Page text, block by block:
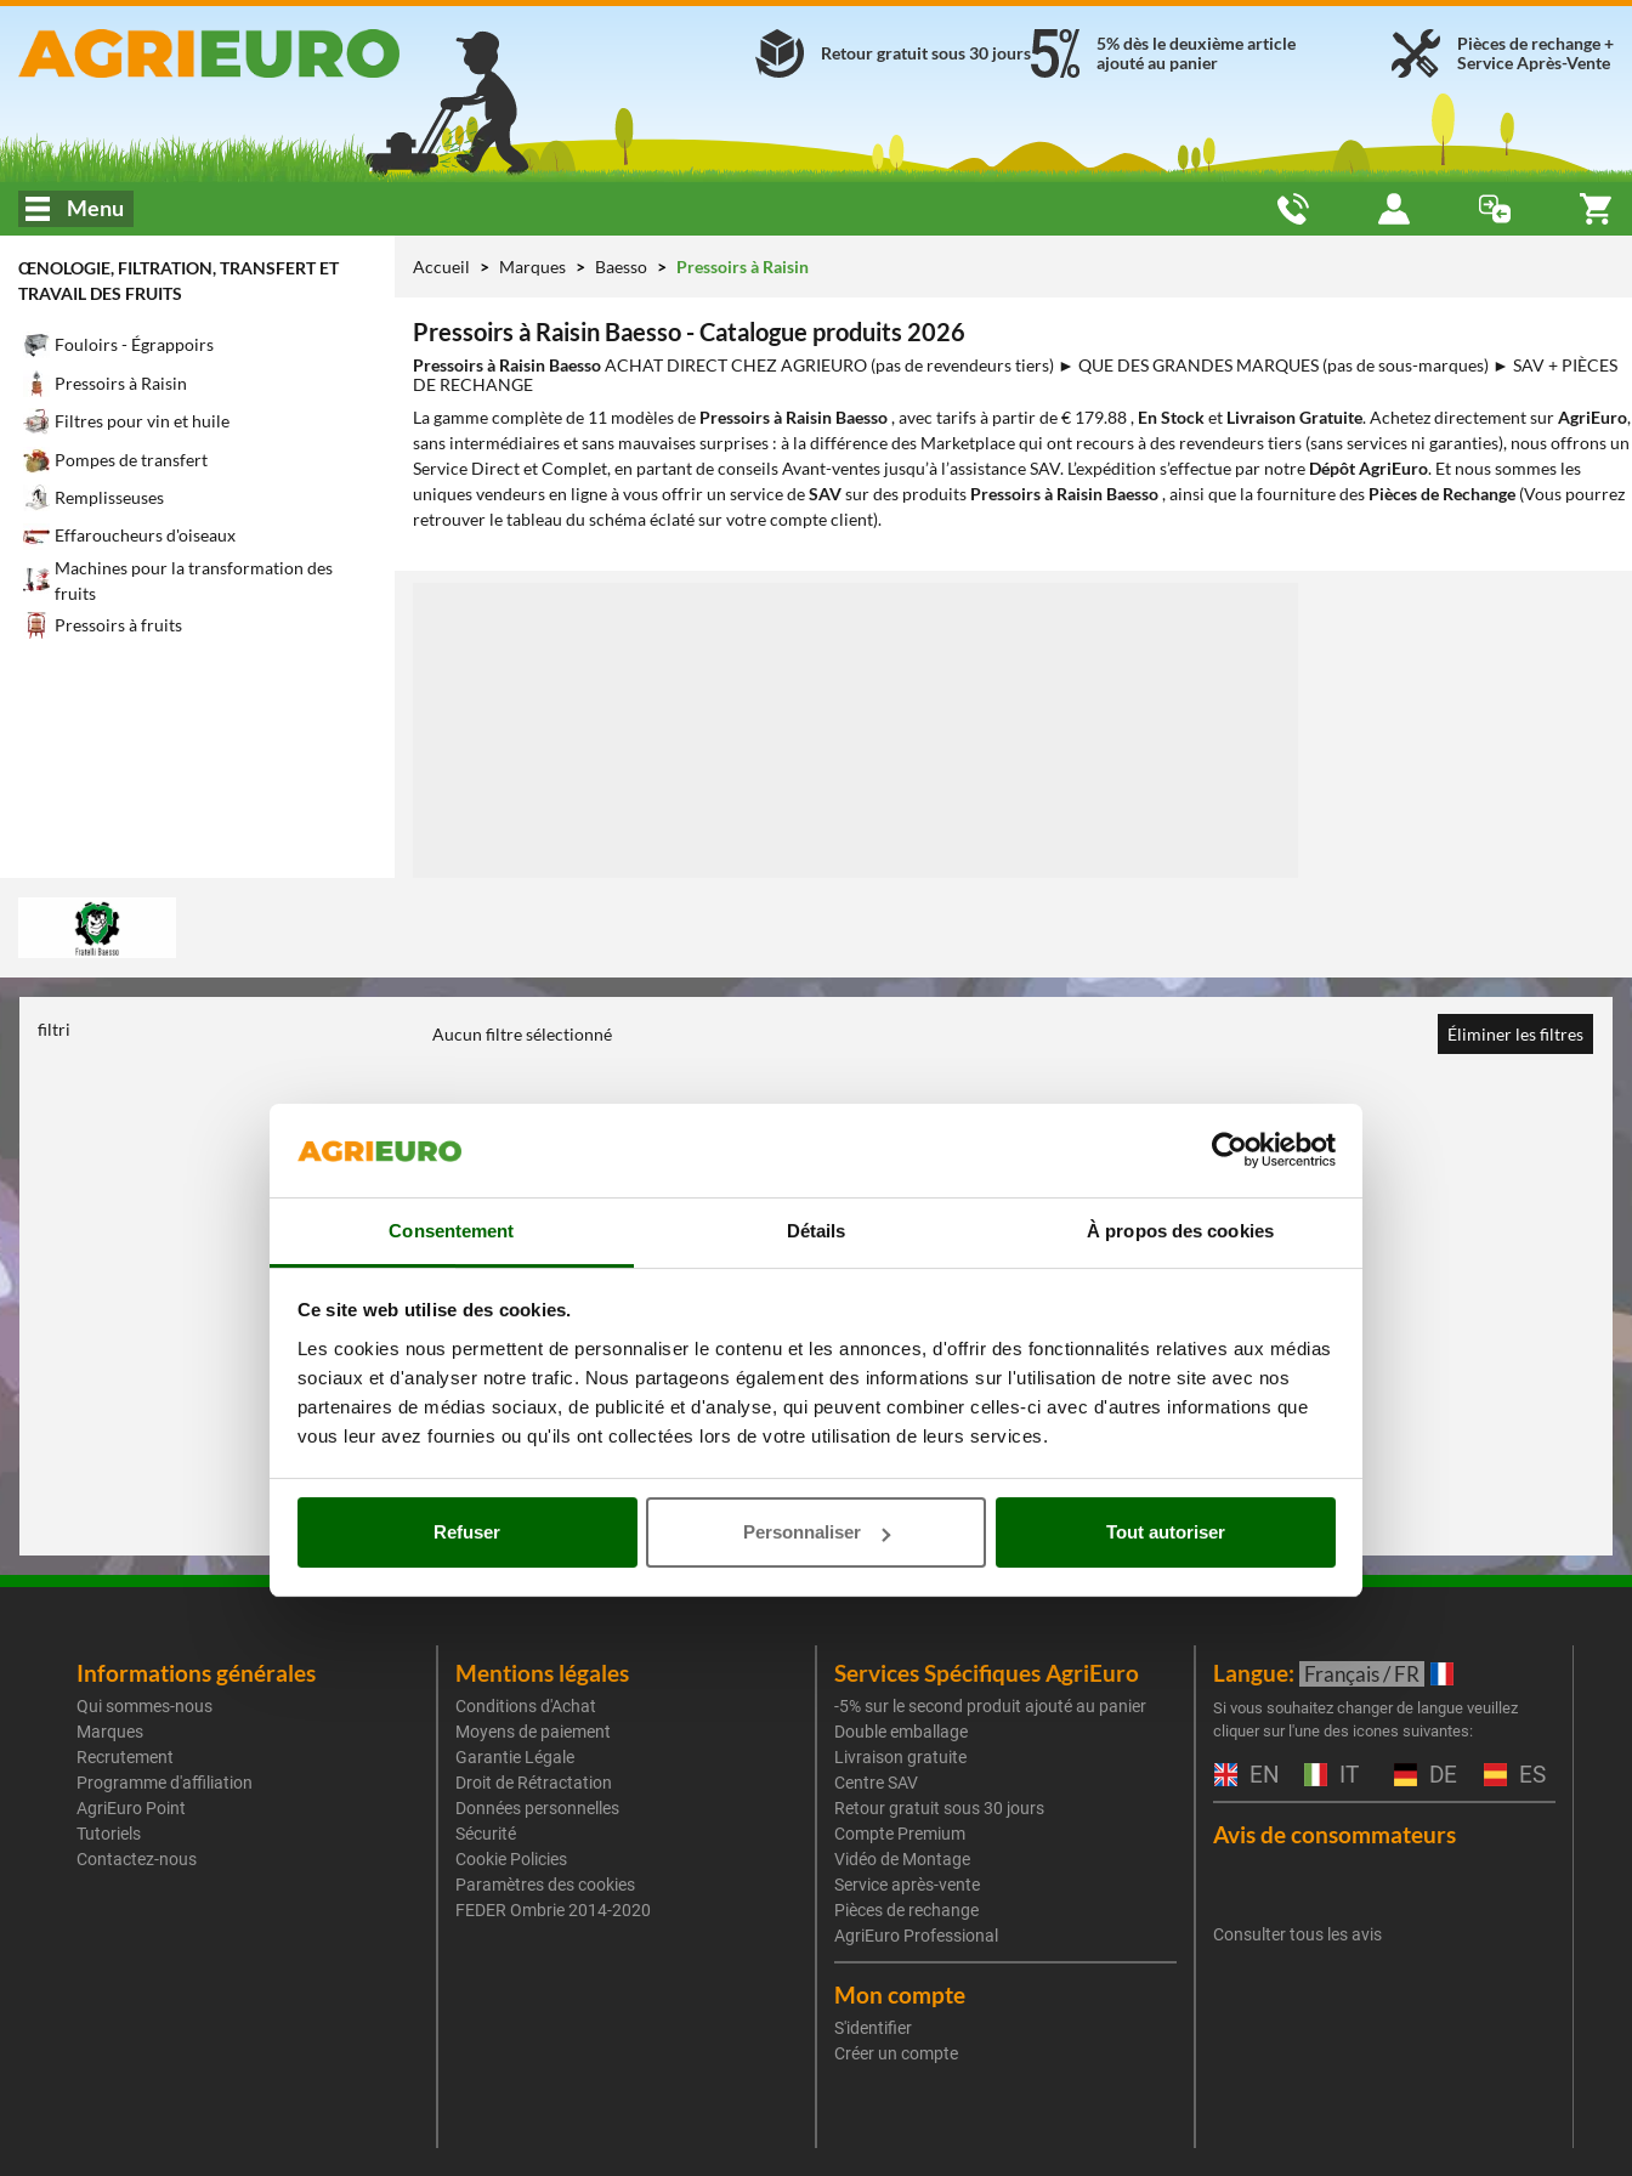
Consentement Détails À propos des cookies
Ce site web utilise des cookies.
Les cookies nous permettent de personnaliser le contenu et les annonces, d'offrir des fonctionnalités relatives aux médias
sociaux et d'analyser notre trafic. Nous partageons également des informations sur l'utilisation de notre site avec nos
partenaires de médias sociaux, de publicité et d'analyse, qui peuvent combiner celles-ci avec d'autres informations que
vous leur avez fournies ou qu'ils ont collectées lors de votre utilisation de leurs services.
Refuser Personnaliser Tout autoriser
Pièces de rechange +
Service Après-Vente
5% dès le deuxième article
ajouté au panier
Retour gratuit sous 30 jours
Menu
ŒNOLOGIE, FILTRATION, TRANSFERT ET
TRAVAIL DES FRUITS
Fouloirs - Égrappoirs
Pressoirs à Raisin
Filtres pour vin et huile
Pompes de transfert
Remplisseuses
Effaroucheurs d'oiseaux
Machines pour la transformation des
fruits
Pressoirs à fruits
Accueil Marques Baesso Pressoirs à Raisin
Pressoirs à Raisin Baesso - Catalogue produits 2026
Pressoirs à Raisin BaessoACHAT DIRECT CHEZ AGRIEURO (pas de revendeurs tiers) ► QUE DES GRANDES MARQUES (pas de sous-marques) ► SAV + PIÈCES
DE RECHANGE
La gamme complète de 11 modèles de Pressoirs à Raisin Baesso, avec tarifs à partir de € 179.88 , En Stocket Livraison Gratuite. Achetez directement surAgriEuro,
sans intermédiaires et sans mauvaises surprises : à la différence des Marketplace qui ont recours à des revendeurs tiers (sans services ni garanties), nous offrons un
Service Direct et Complet, en partant de conseils Avant-ventes jusqu’à l’assistance SAV. L’expédition s’effectue par notre Dépôt AgriEuro. Et nous sommes les
uniques vendeurs en ligne à vous offrir un service deSAVsur des produits Pressoirs à Raisin Baesso, ainsi que la fourniture des Pièces de Rechange (Vous pourrez
retrouver le tableau du schéma éclaté sur votre compte client).
filtri Aucun filtre sélectionné Éliminer les filtres
Informations générales
Qui sommes-nous
Marques
Recrutement
Programme d'affiliation
AgriEuro Point
Tutoriels
Contactez-nous
Mentions légales
Conditions d'Achat
Moyens de paiement
Garantie Légale
Droit de Rétractation
Données personnelles
Sécurité
Cookie Policies
Paramètres des cookies
FEDER Ombrie 2014-2020
Services Spécifiques AgriEuro
-5% sur le second produit ajouté au panier
Double emballage
Livraison gratuite
Centre SAV
Retour gratuit sous 30 jours
Compte Premium
Vidéo de Montage
Service après-vente
Pièces de rechange
AgriEuro Professional
Mon compte
S'identifier
Créer un compte
Langue: Français / FR
Si vous souhaitez changer de langue veuillez
cliquer sur l'une des icones suivantes:
EN IT DE ES
Avis de consommateurs
Consulter tous les avis